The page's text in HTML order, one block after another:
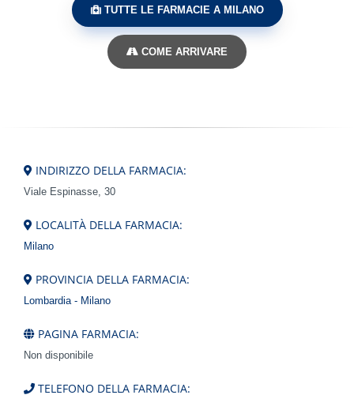
TUTTE LE FARMACIE A MILANO
COME ARRIVARE
INDIRIZZO DELLA FARMACIA:
Viale Espinasse, 30
LOCALITÀ DELLA FARMACIA:
Milano
PROVINCIA DELLA FARMACIA:
Lombardia - Milano
PAGINA FARMACIA:
Non disponibile
TELEFONO DELLA FARMACIA: